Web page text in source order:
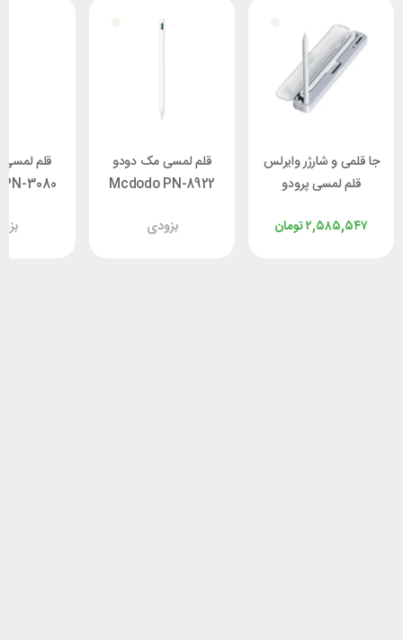
جا قلمی و شارژر وایرلس
قلم لمسی پرودو
CAPEN-WH
تومان۲,۵۸۵,۵۴۷
قلم لمسی مک دودو
Mcdodo PN-8922
بزودی
قلم
3080